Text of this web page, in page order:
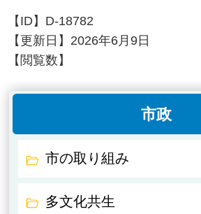
【ID】 D-18782
【更新日】 2026年6月9日
【閲覧数】
市政
市の取り組み
多文化共生